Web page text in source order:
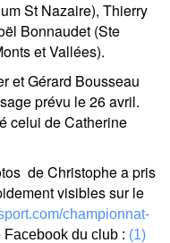
St Nazaire), Thierry
Bonnaudet (Ste
et Vallées).
et Gérard Bousseau
prévu le 26 avril.
celui de Catherine
de Christophe a pris
visibles sur le
championnat-
Facebook du club : (1)